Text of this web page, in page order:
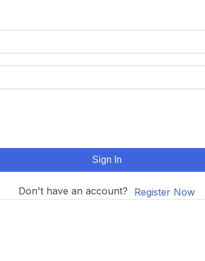
Sign In
Don't have an account? Register Now